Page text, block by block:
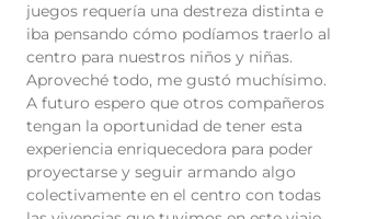
juegos requería una destreza distinta e
iba pensando cómo podíamos traerlo al
centro para nuestros niños y niñas.
Aproveché todo, me gustó muchísimo.
A futuro espero que otros compañeros
tengan la oportunidad de tener esta
experiencia enriquecedora para poder
proyectarse y seguir armando algo
colectivamente en el centro con todas